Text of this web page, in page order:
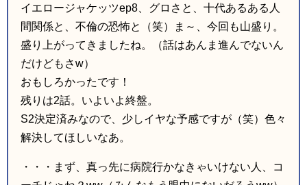
イエロージャケッツep8、グロさと、十代あるある人
間関係と、不倫の恐怖と（笑）ま～、今回も山盛り。
盛り上がってきましたね。（話はあんま進んでないん
だけどもさw）
おもしろかったです！
残りは2話。いよいよ終盤。
S2決定済みなので、少しイヤな予感ですが（笑）色々
解決してほしいなあ。
・・・まず、真っ先に病院行かなきゃいけない人、コ